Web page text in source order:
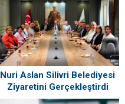
Nuri Aslan Silivri Belediyesi
Ziyaretini Gerçekleştirdi